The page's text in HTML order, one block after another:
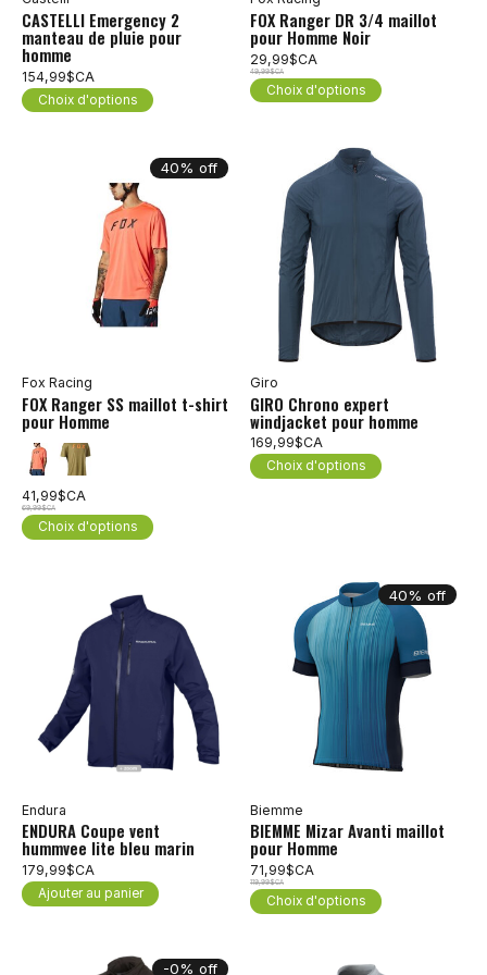
CASTELLI Emergency 2
manteau de pluie pour
homme
154,99$CA
Choix d'options
FOX Ranger DR 3/4 maillot
pour Homme Noir
29,99$CA
49,99$CA
Choix d'options
40% off
Fox Racing
FOX Ranger SS maillot t-shirt
pour Homme
41,99$CA
69,99$CA
Choix d'options
Giro
GIRO Chrono expert
windjacket pour homme
169,99$CA
Choix d'options
Endura
ENDURA Coupe vent
hummvee lite bleu marin
179,99$CA
Ajouter au panier
40% off
Biemme
BIEMME Mizar Avanti maillot
pour Homme
71,99$CA
119,99$CA
Choix d'options
-0% off